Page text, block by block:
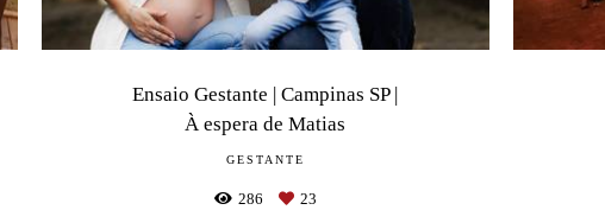
Ensaio Gestante | Campinas SP |
À espera de Matias
GESTANTE
286 23